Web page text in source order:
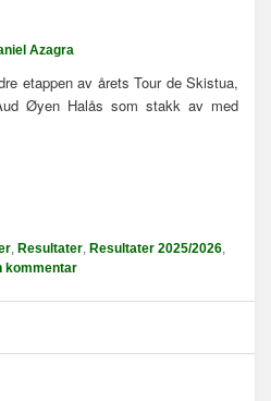
Azagra
etappen av årets Tour de Skistua,
Øyen Halås som stakk av med
, Resultater, Resultater 2025/2026,
kommentar